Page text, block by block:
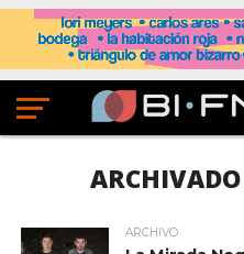
ARCHIVO